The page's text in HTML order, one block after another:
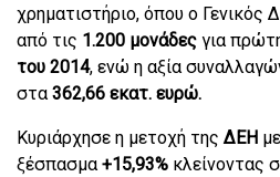
χρηματιστήριο, όπου ο Γενικός
από τις 1.200 μονάδες για
του 2014, ενώ η αξία
στα362,66 εκατ. ευρώ.
Kυριάρχησε η μετοχή τηςΔΕΗ
ξέσπασμα+15,93% κλείνοντας